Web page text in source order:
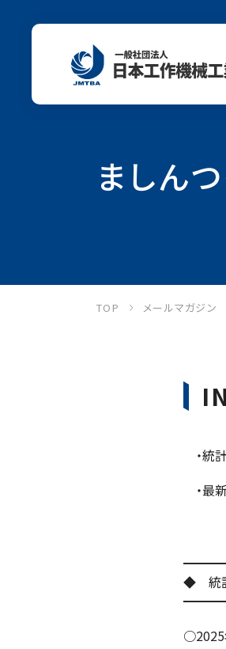
ましん
TOP メールマガジン
・統
・最
投
進
◆ 統
○2025